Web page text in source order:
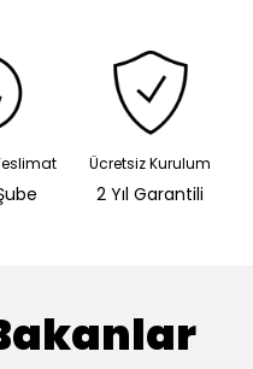
Ücretsiz Kurulum
2 Yıl Garantili